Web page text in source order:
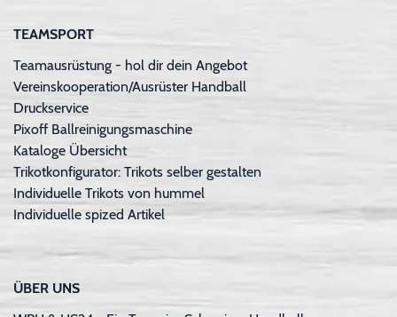
TEAMSPORT
Teamausrüstung - hol dir dein Angebot
Vereinskooperation/Ausrüster Handball
Druckservice
Pixoff Ballreinigungsmaschine
Kataloge Übersicht
Trikotkonfigurator: Trikots selber gestalten
Individuelle Trikots von hummel
Individuelle spized Artikel
ÜBER UNS